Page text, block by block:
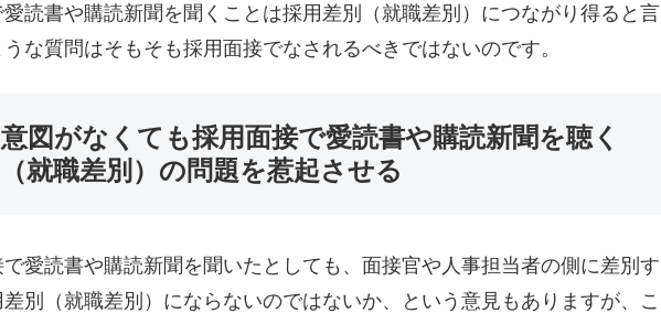
読書や購読新聞を聞くことは採用差別（就職差別）につながり得ると言
な質問はそもそも採用面接でなされるべきではないのです。
図がなくても採用面接で愛読書や購読新聞を聴く
就職差別）の問題を惹起させる
愛読書や購読新聞を聞いたとしても、面接官や人事担当者の側に差別す
別（就職差別）にならないのではないか、という意見もありますが、こ